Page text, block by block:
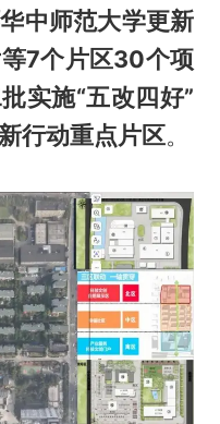
中师范大学更新
7个片区30个项
实施“五改四好”
行动重点片区。